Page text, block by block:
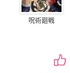
呪術廻戦